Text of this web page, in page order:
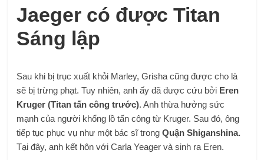
Jaeger có được Titan
Sáng lập
Sau khi bị trục xuất khỏi Marley, Grisha cũng được cho là
sẽ bị trừng phạt. Tuy nhiên, anh ấy đã được cứu bởi Eren
Kruger (Titan tấn công trước). Anh thừa hưởng sức
mạnh của người khổng lồ tấn công từ Kruger. Sau đó, ông
tiếp tục phục vụ như một bác sĩ trongQuận Shiganshina.
Tại đây, anh kết hôn với Carla Yeager và sinh ra Eren.